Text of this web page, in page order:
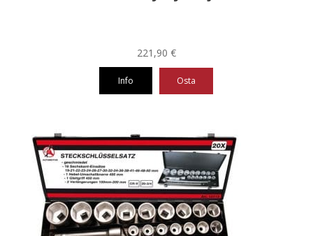
221,90 €
Info Osta